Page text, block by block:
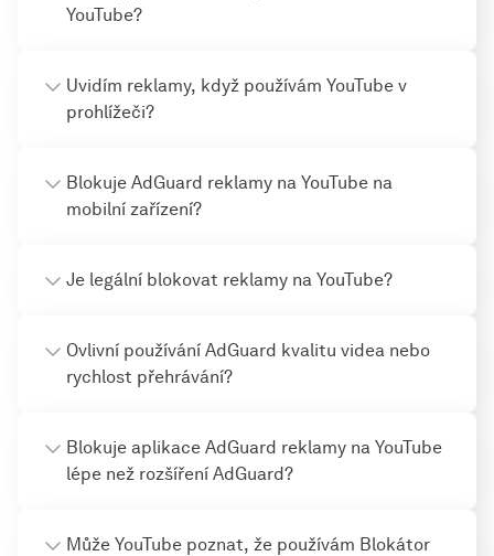
YouTube?
Uvidím reklamy, když používám YouTube v
prohlížeči?
Blokuje AdGuard reklamy na YouTube na
mobilní zařízení?
Je legální blokovat reklamy na YouTube?
Ovlivní používání AdGuard kvalitu videa nebo
rychlost přehrávání?
Blokuje aplikace AdGuard reklamy na YouTube
lépe než rozšíření AdGuard?
Může YouTube poznat, že používám Blokátor